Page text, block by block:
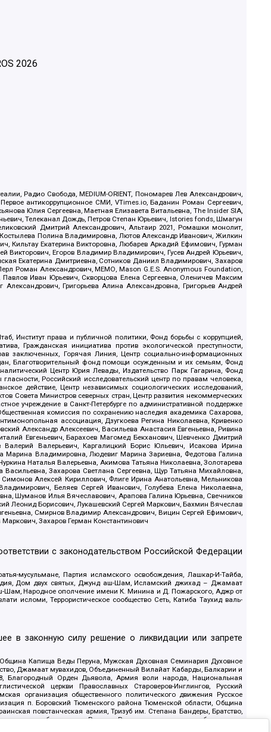
2026
Радио Свобода, MEDIUM-ORIENT, Пономарев Лев Александрович,
антикоррупционное СМИ, VTimes.io, Баданин Роман Сергеевич,
Юлия Сергеевна, Маетная Елизавета Витальевна, The Insider SIA,
Телеканал Дождь, Петров Степан Юрьевич, Istories fonds, Шмагун
Дмитрий Александрович, Альтаир 2021, Ромашки монолит,
Полина Владимировна, Лютов Александр Иванович, Жилкин
Кильтау Екатерина Викторовна, Любарев Аркадий Ефимович, Гурман
Викторович, Егоров Владимир Владимирович, Гусев Андрей Юрьевич,
Екатерина Дмитриевна, Сотников Даниил Владимирович, Захаров
Роман Александрович, МЕМО, Mason G.E.S. Anonymous Foundation,
Иван Юрьевич, Скворцова Елена Сергеевна, Оленичев Максим
Григорьева Алина Александровна, Григорьев Андрей
Институт права и публичной политики, Фонд борьбы с коррупцией,
Гражданская инициатива против экологической преступности,
заключенных, Горячая Линия, Центр социально-информационных
Благотворительный фонд помощи осужденным и их семьям, Фонд
Центр Юрия Левады, Издательство Парк Гагарина, Фонд
Российский исследовательский центр по правам человека,
действие, Центр независимых социологических исследований,
Министров северных стран, Центр развития некоммерческих
учреждение в Санкт-Петербурге по административной поддержке
комиссия по сохранению наследия академика Сахарова,
ассоциация, Дзугкоева Регина Николаевна, Кривенко
Александр Алексеевич, Васильева Анастасия Евгеньевна, Ривина
Евгеньевич, Барахоев Магомед Бекханович, Шевченко Дмитрий
Валерьевич, Каргалицкий Борис Юльевич, Исакова Ирина
Марина Владимировна, Людевиг Марина Зариевна, Федотова Галина
Наталья Валерьевна, Акимова Татьяна Николаевна, Золотарева
Захарова Светлана Сергеевна, Щур Татьяна Михайловна,
Алексей Кириллович, Флиге Ирина Анатольевна, Мельникова
Беляев Сергей Иванович, Голубева Елена Николаевна,
Шуманов Илья Вячеславович, Арапова Галина Юрьевна, Свечников
Леонид Борисович, Лукашевский Сергей Маркович, Бахмин Вячеслав
Смирнов Владимир Александрович, Вицин Сергей Ефимович,
Захаров Герман Константинович
с законодательством Российской Федерации
мусульмане, Партия исламского освобождения, Лашкар-И-Тайба,
Дом двух святых, Джунд аш-Шам, Исламский джихад – Джамаат
Шам, Народное ополчение имени К. Минина и Д. Пожарского, Аджр от
исломи, Террористическое сообщество Сеть, Катиба Таухид валь-
в законную силу решение о ликвидации или запрете
Капища Веды Перуна, Мужская Духовная Семинария Духовное
Джамаат мувахидов, Объединенный Вилайат Кабарды, Балкарии и
Благородный Орден Дьявола, Армия воли народа, Национальная
церкви Православных Староверов-Инглингов, Русский
организация общественного политического движения Русское
п. Боровский Тюменского района Тюменской области, Община
повстанческая армия, Тризуб им. Степана Бандеры, Братство,
объединение Русские, Русское национальное объединение